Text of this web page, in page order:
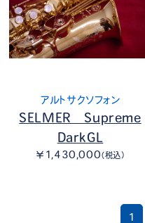
アルトサクソフォン
SELMER Supreme
DarkGL
￥1,430,000（税込）
1